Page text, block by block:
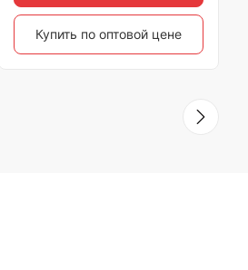
Купить по оптовой цене